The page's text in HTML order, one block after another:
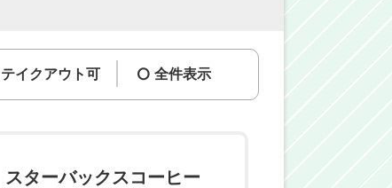
テイクアウト可 全件表示
スターバックスコーヒー